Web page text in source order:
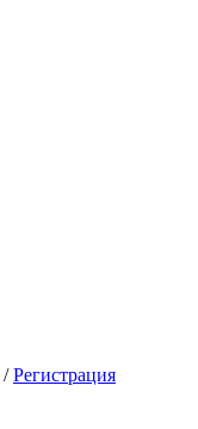
/Регистрация